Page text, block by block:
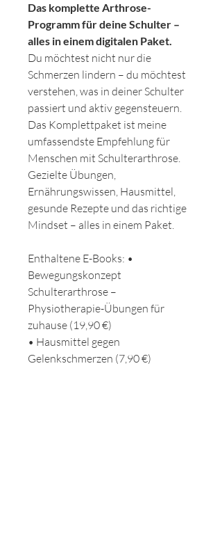
Das komplette Arthrose-
Programm für deine Schulter –
alles in einem digitalen Paket.
Du möchtest nicht nur die
Schmerzen lindern – du möchtest
verstehen, was in deiner Schulter
passiert und aktiv gegensteuern.
Das Komplettpaket ist meine
umfassendste Empfehlung für
Menschen mit Schulterarthrose.
Gezielte Übungen,
Ernährungswissen, Hausmittel,
gesunde Rezepte und das richtige
Mindset – alles in einem Paket.
Enthaltene E-Books: •
Bewegungskonzept
Schulterarthrose –
Physiotherapie-Übungen für
zuhause (19,90 €)
• Hausmittel gegen
Gelenkschmerzen (7,90 €)